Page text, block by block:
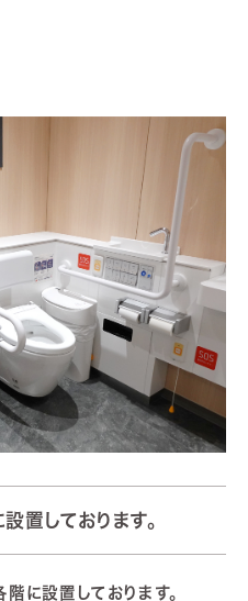
置しております。
に設置しております。